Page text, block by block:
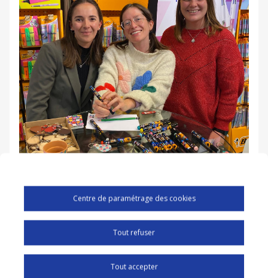
Centre de paramétrage des cookies
Tout refuser
Tout accepter